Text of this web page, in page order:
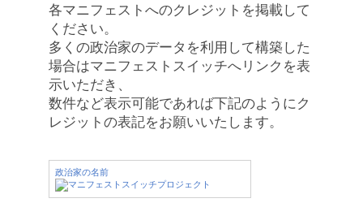
各マニフェストへのクレジットを掲載して
ください。
多くの政治家のデータを利用して構築した
場合はマニフェストスイッチへリンクを表
示いただき、
数件など表示可能であれば下記のようにク
レジットの表記をお願いいたします。
政治家の名前